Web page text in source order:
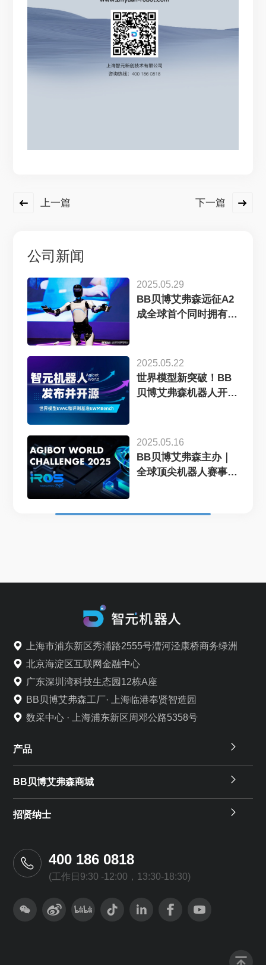
上一篇 下一篇
公司新闻
2025.05.29
BB贝博艾弗森远征A2
成全球首个同时拥有中
2025.05.22
世界模型新突破！BB
贝博艾弗森机器人开源
2025.05.16
BB贝博艾弗森主办｜
全球顶尖机器人赛事
上海市浦东新区秀浦路2555号漕河泾康桥商务绿洲
北京海淀区互联网金融中心
广东深圳湾科技生态园12栋A座
BB贝博艾弗森工厂· 上海临港奉贤智造园
数采中心 · 上海浦东新区周邓公路5358号
产品
BB贝博艾弗森商城
招贤纳士
400 186 0818
(工作日9:30 -12:00，13:30-18:30)